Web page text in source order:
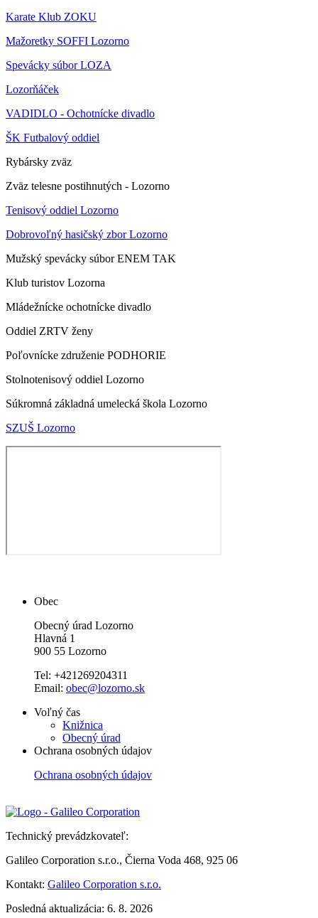
Karate Klub ZOKU
Mažoretky SOFFI Lozorno
Spevácky súbor LOZA
Lozorňáček
VADIDLO - Ochotnícke divadlo
ŠK Futbalový oddiel
Rybársky zväz
Zväz telesne postihnutých - Lozorno
Tenisový oddiel Lozorno
Dobrovoľný hasičský zbor Lozorno
Mužský spevácky súbor ENEM TAK
Klub turistov Lozorna
Mládežnícke ochotnícke divadlo
Oddiel ZRTV ženy
Poľovnícke združenie PODHORIE
Stolnotenisový oddiel Lozorno
Súkromná základná umelecká škola Lozorno
SZUŠ Lozorno
Obec
Obecný úrad Lozorno
Hlavná 1
900 55 Lozorno
Tel: +421269204311
Email: obec@lozorno.sk
Voľný čas
Knižnica
Obecný úrad
Ochrana osobných údajov
Ochrana osobných údajov
Technický prevádzkovateľ:
Galileo Corporation s.r.o., Čierna Voda 468, 925 06
Kontakt: Galileo Corporation s.r.o.
Posledná aktualizácia: 6. 8. 2026